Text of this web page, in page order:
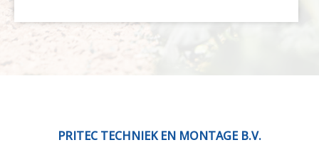
PRITEC TECHNIEK EN MONTAGE B.V.